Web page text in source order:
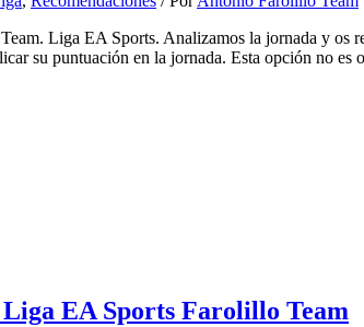
Liga EA Sports. Analizamos la jornada y os
su puntuación en la jornada. Esta opción no es
EA Sports Farolillo Team